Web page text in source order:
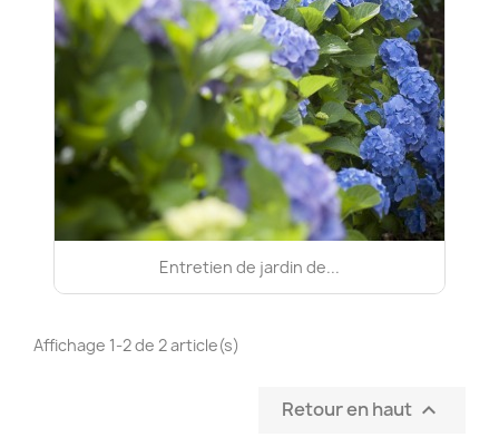
Entretien de jardin de...
Affichage 1-2 de 2 article(s)
Retour en haut 